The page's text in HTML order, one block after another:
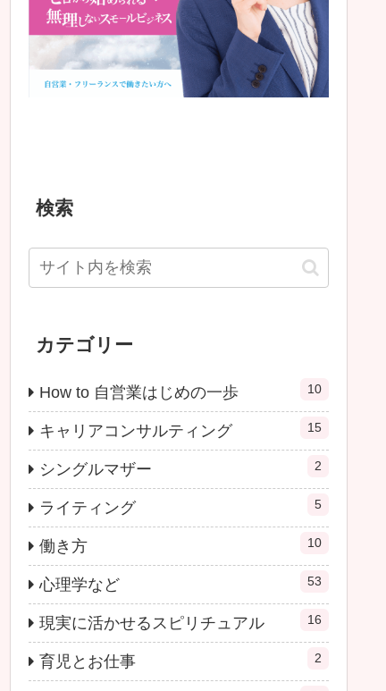
検索
カテゴリー
How to 自営業はじめの一歩 10
キャリアコンサルティング 15
シングルマザー 2
ライティング 5
働き方 10
心理学など 53
現実に活かせるスピリチュアル 16
育児とお仕事 2